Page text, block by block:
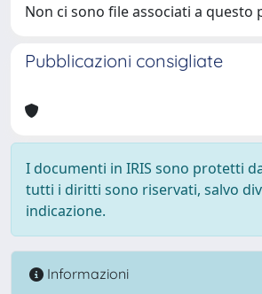
Non ci sono file associati a questo
Pubblicazioni consigliate
I documenti in IRIS sono protetti
tutti i diritti sono riservati, salvo
indicazione.
Informazioni